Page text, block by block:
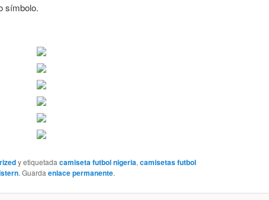
símbolo.
y etiquetadacamiseta futbol nigeria,camisetas futbol
. Guardaenlace permanente.